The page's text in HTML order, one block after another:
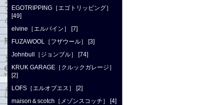
EGOTRIPPING［エゴトリッピング］
[49]
elvine［エルバイン］ [7]
FUZAWOOL［フザウール］ [3]
Johnbull［ジョンブル］ [74]
KRUK GARAGE［クルックガレージ］
[2]
LOFS［エルオブエス］ [2]
maison＆scotch［メゾンスコッチ］ [4]